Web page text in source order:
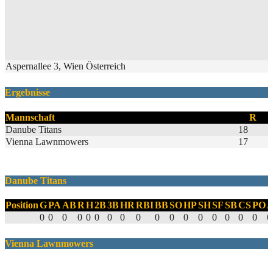
Aspernallee 3, Wien Österreich
Ergebnisse
Mannschaft
R
Danube Titans
18
Vienna Lawnmowers
17
Danube Titans
PositionGPA ABRH2B3BHRRBIBBSOHPSHSFSBCSPO
0 0 0 0 0 0 0 0 0 0 0 0 0 0 0 0 0 0
Vienna Lawnmowers